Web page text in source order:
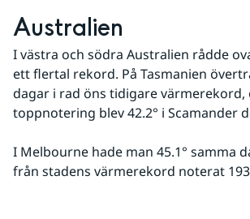
Australien
I västra och södra Australien rådde
ett flertal rekord. På Tasmanien
dagar i rad öns tidigare värmerekord,
toppnotering blev 42.2° i Scamander
I Melbourne hade man 45.1° samma
från stadens värmerekord noterat